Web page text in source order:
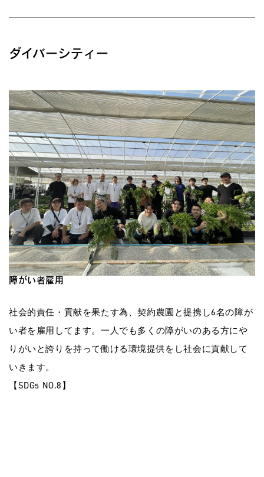
ダイバーシティー
障がい者雇用
社会的責任・貢献を果たす為、契約農園と提携し6名の障が
い者を雇用してます。一人でも多くの障がいのある方にや
りがいと誇りを持って働ける環境提供をし社会に貢献して
いきます。
【SDGs NO.8】